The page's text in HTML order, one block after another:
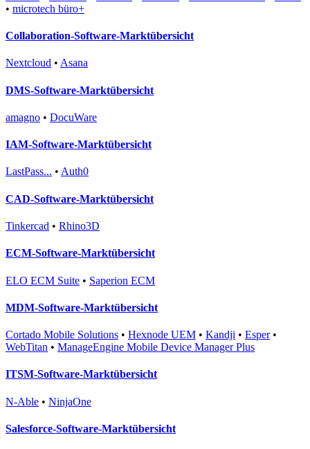
• microtech büro+
Collaboration-Software-Marktübersicht
Nextcloud • Asana
DMS-Software-Marktübersicht
amagno • DocuWare
IAM-Software-Marktübersicht
LastPass... • Auth0
CAD-Software-Marktübersicht
Tinkercad • Rhino3D
ECM-Software-Marktübersicht
ELO ECM Suite • Saperion ECM
MDM-Software-Marktübersicht
Cortado Mobile Solutions • Hexnode UEM • Kandji • Esper•
WebTitan • ManageEngine Mobile Device Manager Plus
ITSM-Software-Marktübersicht
N-Able • NinjaOne
Salesforce-Software-Marktübersicht